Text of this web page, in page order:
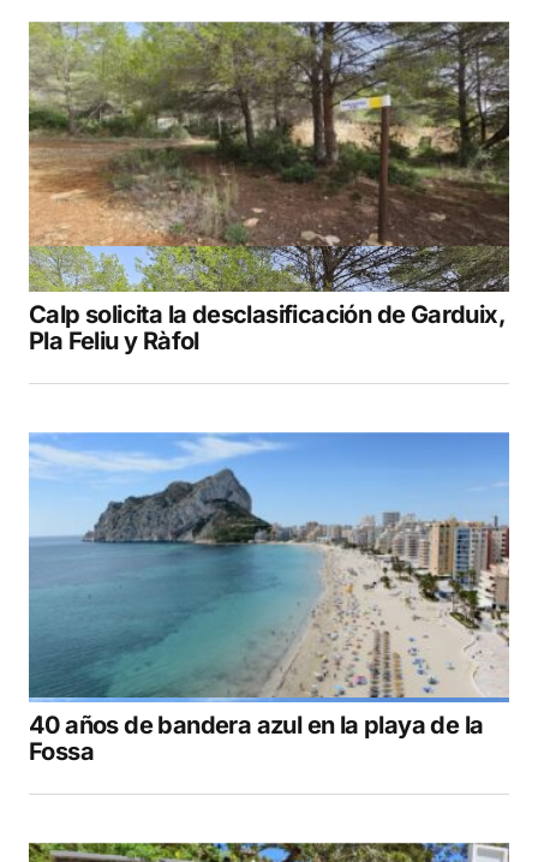
Calp solicita la desclasificación de Garduix,
Pla Feliu y Ràfol
40 años de bandera azul en la playa de la
Fossa